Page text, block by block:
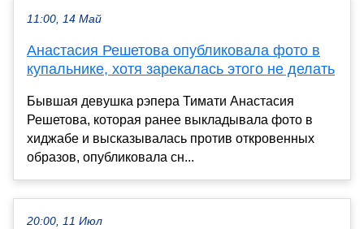
11:00, 14 Май
Анастасия Решетова опубликовала фото в
купальнике, хотя зарекалась этого не делать
Бывшая девушка рэпера Тимати Анастасия
Решетова, которая ранее выкладывала фото в
хиджабе и высказывалась против откровенных
образов, опубликовала сн...
20:00, 11 Июл